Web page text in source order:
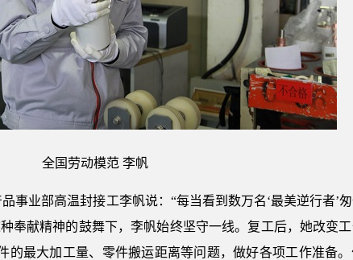
全国劳动模范 李帆
事业部高温封接工李帆说：“每当看到数万名‘最美逆行者’
奉献精神的鼓舞下，李帆始终坚守一线。复工后，她改变
的最大加工量、零件搬运距离等问题，做好各项工作准备